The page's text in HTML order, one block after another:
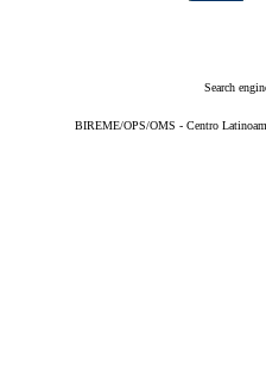
Search
BIREME/OPS/OMS - Centro